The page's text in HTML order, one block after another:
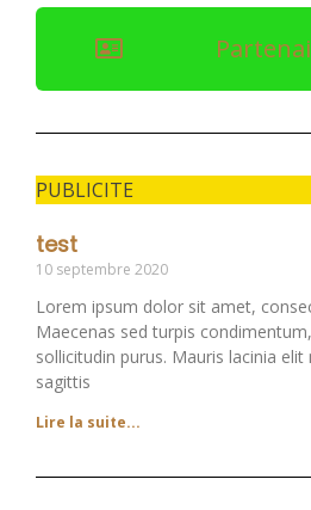
PUBLICITE
test
10 septembre 2020
Lorem ipsum dolor sit amet,
Maecenas sed turpis
sollicitudin purus. Mauris lacinia
sagittis
Lire la suite...